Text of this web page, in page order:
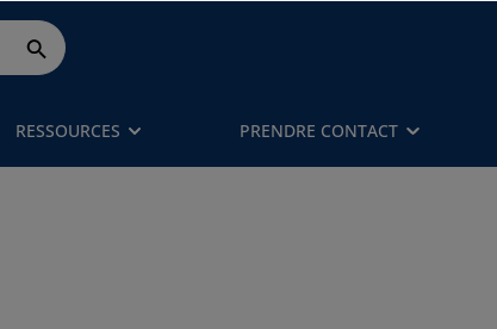
RESSOURCES PRENDRE CONTACT